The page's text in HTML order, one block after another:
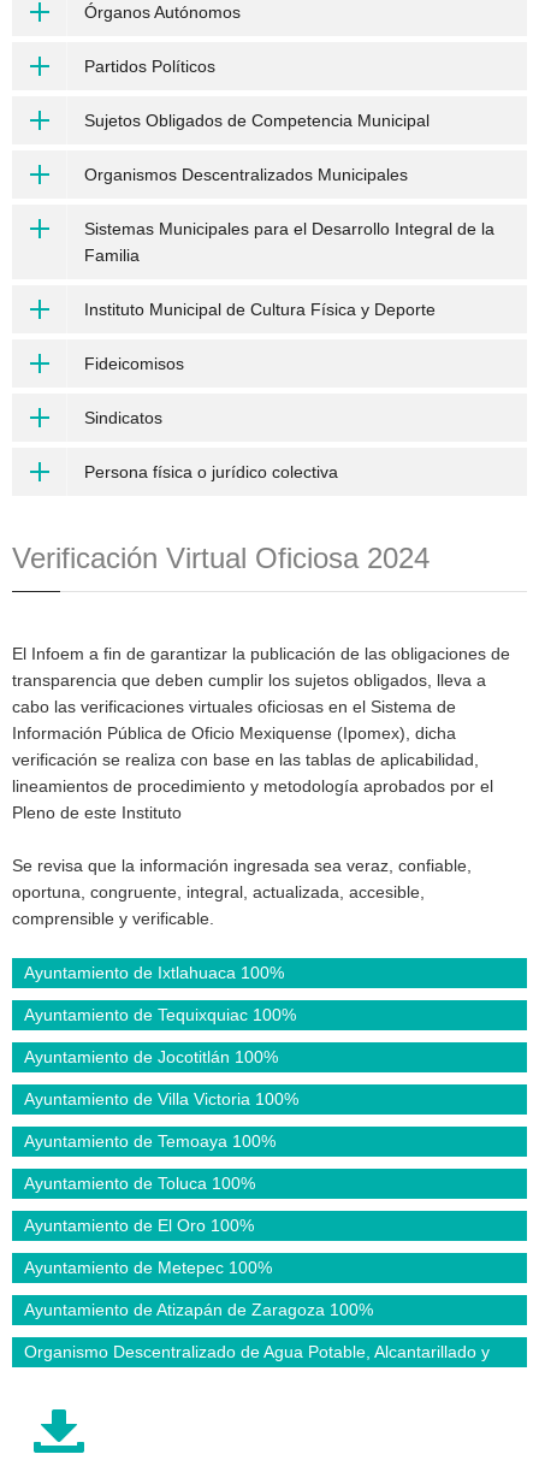
Órganos Autónomos
Partidos Políticos
Sujetos Obligados de Competencia Municipal
Organismos Descentralizados Municipales
Sistemas Municipales para el Desarrollo Integral de la
Familia
Instituto Municipal de Cultura Física y Deporte
Fideicomisos
Sindicatos
Persona física o jurídico colectiva
Verificación Virtual Oficiosa 2024
El Infoem a fin de garantizar la publicación de las obligaciones de
transparencia que deben cumplir los sujetos obligados, lleva a
cabo las verificaciones virtuales oficiosas en el Sistema de
Información Pública de Oficio Mexiquense (Ipomex), dicha
verificación se realiza con base en las tablas de aplicabilidad,
lineamientos de procedimiento y metodología aprobados por el
Pleno de este Instituto
Se revisa que la información ingresada sea veraz, confiable,
oportuna, congruente, integral, actualizada, accesible,
comprensible y verificable.
Ayuntamiento de Ixtlahuaca 100%
Ayuntamiento de Tequixquiac 100%
Ayuntamiento de Jocotitlán 100%
Ayuntamiento de Villa Victoria 100%
Ayuntamiento de Temoaya 100%
Ayuntamiento de Toluca 100%
Ayuntamiento de El Oro 100%
Ayuntamiento de Metepec 100%
Ayuntamiento de Atizapán de Zaragoza 100%
Organismo Descentralizado de Agua Potable, Alcantarillado y